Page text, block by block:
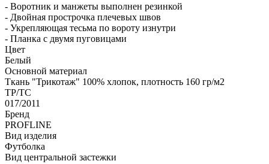
- Воротник и манжеты выполнен резинкой
- Двойная прострочка плечевых швов
- Укрепляющая тесьма по вороту изнутри
- Планка с двумя пуговицами
Цвет
Белый
Основной материал
Ткань "Трикотаж" 100% хлопок, плотность 160 гр/м2
ТР/ТС
017/2011
Бренд
PROFLINE
Вид изделия
Футболка
Вид центральной застежки